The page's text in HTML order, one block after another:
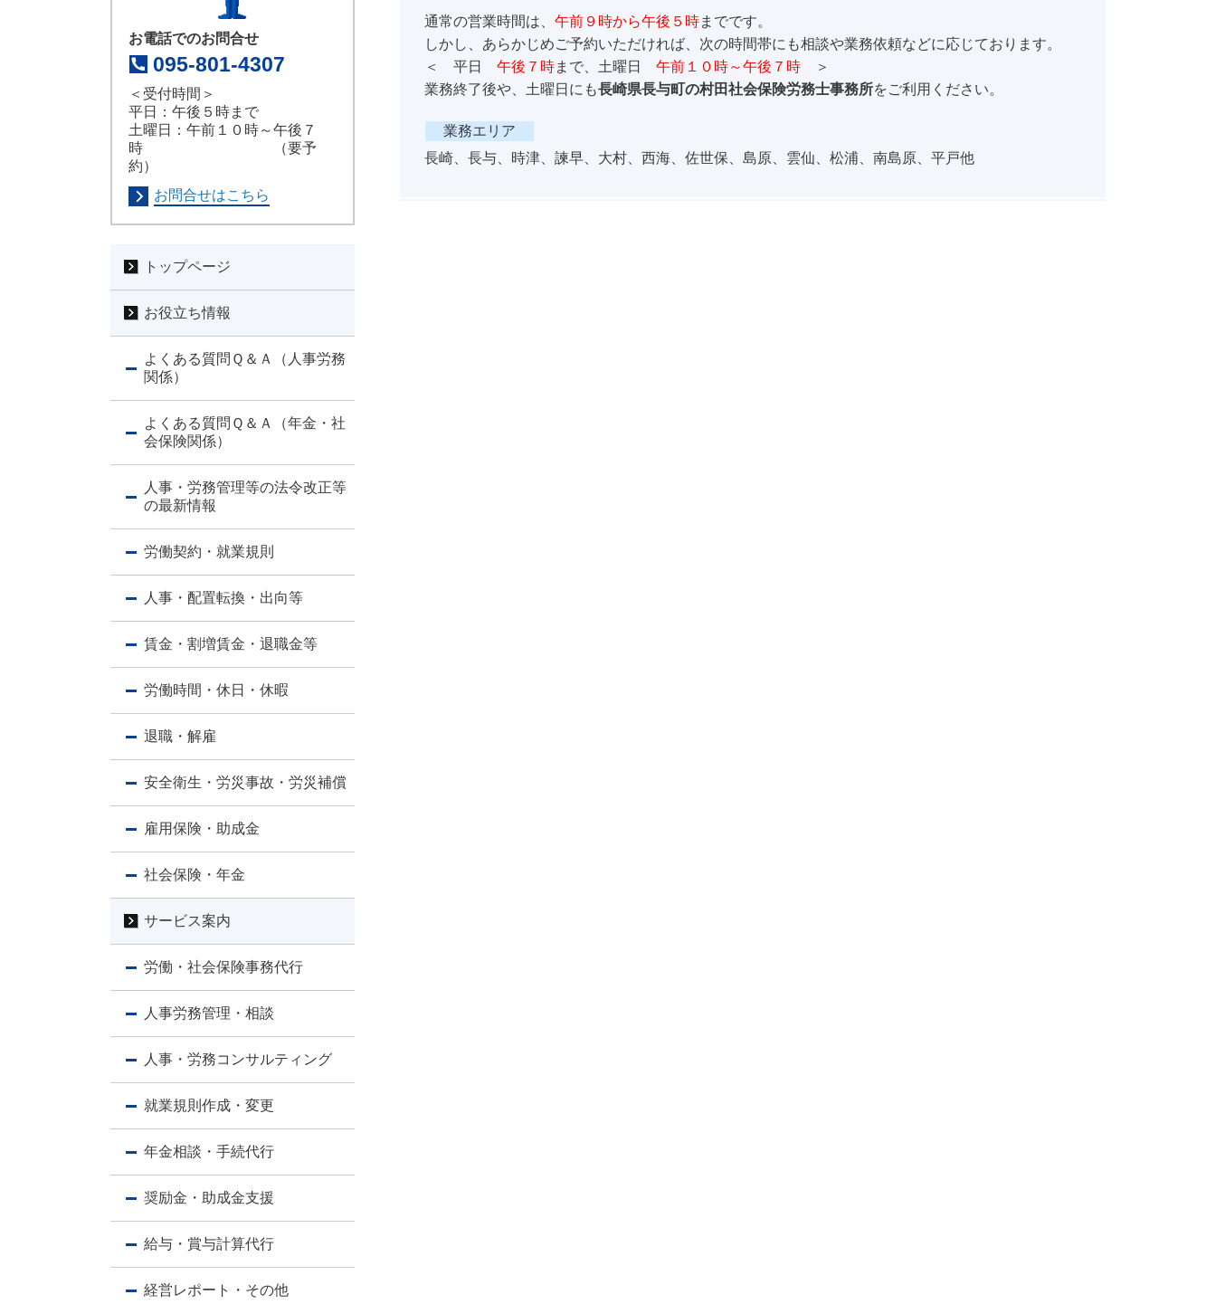
通常の営業時間は、午前９時から午後５時までです。
しかし、あらかじめご予約いただければ、次の時間帯にも相談や業務依頼などに応じております。
＜ 平日午後７時まで、土曜日午前１０時～午後７時 ＞
業務終了後や、土曜日にも長崎県長与町の村田社会保険労務士事務所をご利用ください。
業務エリア
長崎、長与、時津、諫早、大村、西海、佐世保、島原、雲仙、松浦、南島原、平戸他
お電話でのお問合せ
095-801-4307
＜受付時間＞
平日：午後５時まで
土曜日：午前１０時～午後７
時 （要予
約）
お問合せはこちら
トップページ
お役立ち情報
よくある質問Ｑ＆Ａ（人事労務
関係）
よくある質問Ｑ＆Ａ（年金・社
会保険関係）
人事・労務管理等の法令改正等
の最新情報
労働契約・就業規則
人事・配置転換・出向等
賃金・割増賃金・退職金等
労働時間・休日・休暇
退職・解雇
安全衛生・労災事故・労災補償
雇用保険・助成金
社会保険・年金
サービス案内
労働・社会保険事務代行
人事労務管理・相談
人事・労務コンサルティング
就業規則作成・変更
年金相談・手続代行
奨励金・助成金支援
給与・賞与計算代行
経営レポート・その他